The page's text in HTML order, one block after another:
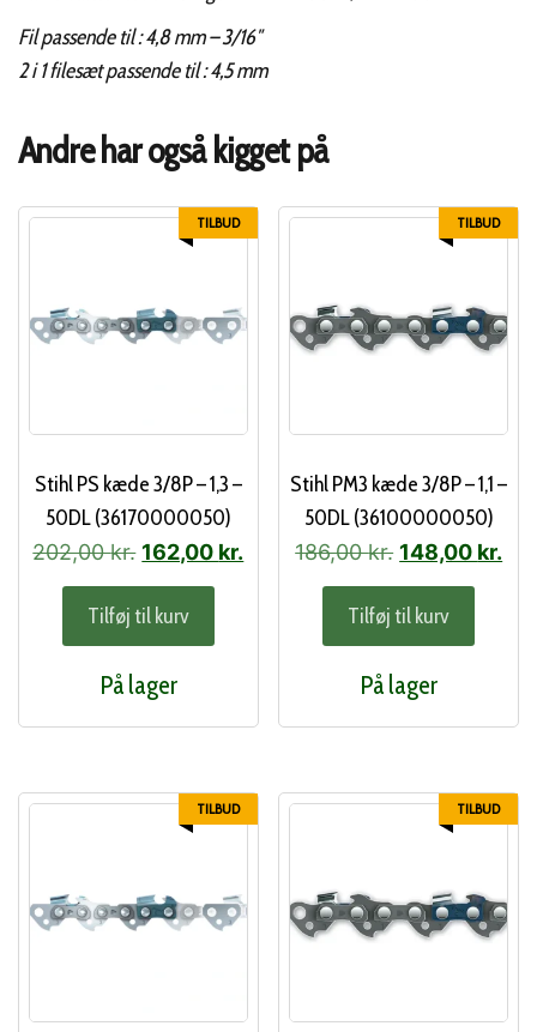
Fil passende til : 4,8 mm – 3/16″
2 i 1 filesæt passende til : 4,5 mm
Andre har også kigget på
TILBUD
Stihl PS kæde 3/8P – 1,3 –
50DL (36170000050)
202,00kr. Den
oprindelige
pris
var:
202,00 kr..
162,00 kr.
Tilføj til kurv
På lager
TILBUD
Stihl PM3 kæde 3/8P – 1,1 –
50DL (36100000050)
186,00kr. Den
oprindelige
pris
var:
186,00 kr..
148,00 kr.
Tilføj til kurv
På lager
TILBUD TILBUD